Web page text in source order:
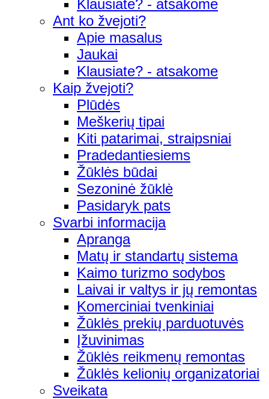
Klausiate? - atsakome
Ant ko žvejoti?
Apie masalus
Jaukai
Klausiate? - atsakome
Kaip žvejoti?
Plūdės
Meškerių tipai
Kiti patarimai, straipsniai
Pradedantiesiems
Žūklės būdai
Sezoninė žūklė
Pasidaryk pats
Svarbi informacija
Apranga
Matų ir standartų sistema
Kaimo turizmo sodybos
Laivai ir valtys ir jų remontas
Komerciniai tvenkiniai
Žūklės prekių parduotuvės
Įžuvinimas
Žūklės reikmenų remontas
Žūklės kelionių organizatoriai
Sveikata